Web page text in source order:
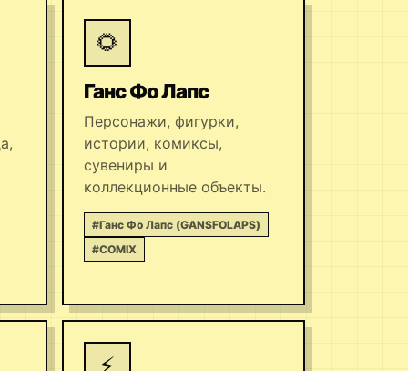
🌻
Ганс Фо Лапс
Персонажи, фигурки,
истории, комиксы,
сувениры и
коллекционные объекты.
#Ганс Фо Лапс (GANSFOLAPS)
#COMIX
⚡